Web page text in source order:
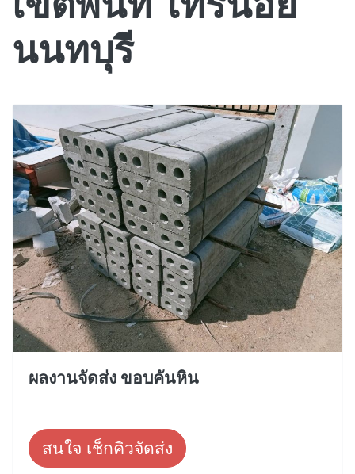
นนทบุรี
ผลงานจัดส่ง ขอบคันหิน
สนใจ เช็กคิวจัดส่ง